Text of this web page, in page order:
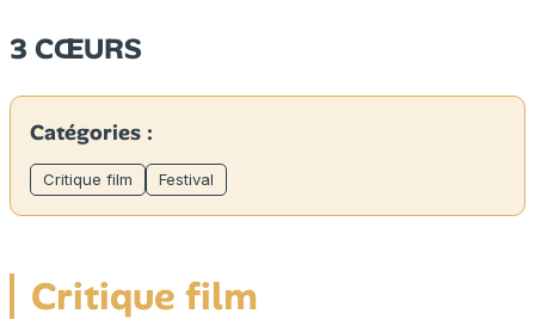
3 CŒURS
Catégories :
Critique film Festival
Critique film